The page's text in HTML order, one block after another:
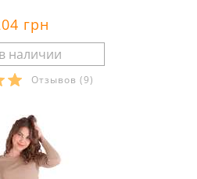
грн
Отзывов (9)